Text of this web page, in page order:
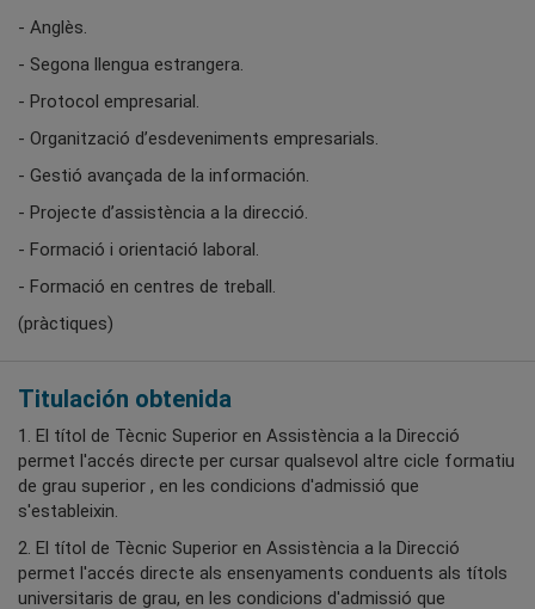
- Anglès.
- Segona llengua estrangera.
- Protocol empresarial.
- Organització d’esdeveniments empresarials.
- Gestió avançada de la información.
- Projecte d’assistència a la direcció.
- Formació i orientació laboral.
- Formació en centres de treball.
(pràctiques)
Titulación obtenida
1. El títol de Tècnic Superior en Assistència a la Direcció
permet l'accés directe per cursar qualsevol altre cicle formatiu
de grau superior , en les condicions d'admissió que
s'estableixin.
2. El títol de Tècnic Superior en Assistència a la Direcció
permet l'accés directe als ensenyaments conduents als títols
universitaris de grau, en les condicions d'admissió que